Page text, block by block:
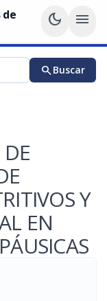
dark_mode menu
searchBuscar
Y
EN